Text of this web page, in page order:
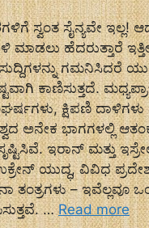
ಸ್ವಂತ ಸೈನ್ಯವೇ ಇಲ್ಲ!
ಹೆದರುತ್ತಾರೆ
ಗಮನಿಸಿದರೆ
ಕಾಣಿಸುತ್ತದೆ.
ಕ್ಷಿಪಣಿ ದಾಳಿಗಳು
ಅನೇಕ ಭಾಗಗಳಲ್ಲಿ
ಇರಾನ್ ಮತ್ತು
ಯುದ್ಧ, ವಿವಿಧ
ತಂತ್ರಗಳು – ಇವೆಲ್ಲವೂ
…Read more